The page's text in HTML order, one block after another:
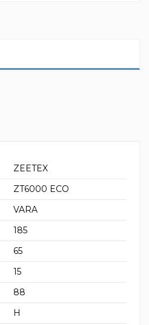
ZEETEX
ZT6000 ECO
VARA
185
65
15
88
H